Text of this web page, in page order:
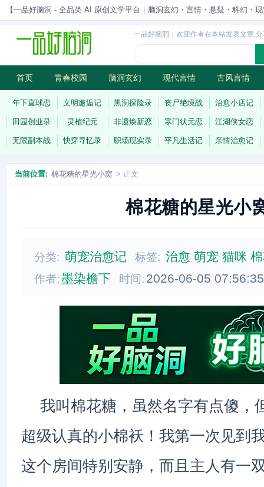
【一品好脑洞 - 全品类 AI 原创文学平台｜脑洞玄幻・言情・悬疑・科幻・
一品好脑洞：欢迎作者在本站发表文章,
首页 青春校园 脑洞玄幻 现代言情 古风言情
历史权谋 武侠江湖 灵异志怪 连载
年下直球恋 文明邂逅记 黑洞探险录 丧尸绝境战 治愈小店记
田园创业录 灵植纪元 非遗焕新恋 寒门状元恋 江湖侠女恋
无限副本战 快穿寻忆录 职场现实录 平凡生活记 亲情治愈记
当前位置: 棉花糖的星光小窝 > 正文
棉花糖的星光小
分类: 萌宠治愈记 标签: 治愈 萌宠 猫咪
作者:墨染檐下 时间: 2026-06-05
我叫棉花糖，虽然名字有点傻，
超级认真的小棉袄！我第一次见到
这个房间特别安静，而且主人有一